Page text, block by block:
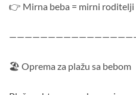
👉 Mirna beba = mirni roditelji
🏖️ Oprema za plažu sa bebom